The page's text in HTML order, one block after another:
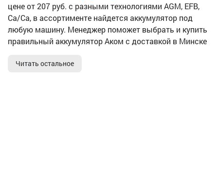
цене от 207 руб. с разными технологиями AGM, EFB,
Ca/Ca, в ассортименте найдется аккумулятор под
любую машину. Менеджер поможет выбрать и купить
правильный аккумулятор Аком с доставкой в Минске
другие города), который будет подходить вашему
Читать остальное